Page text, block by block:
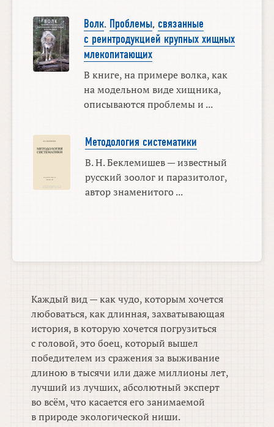
Волк. Проблемы, связанные
с реинтродукцией крупных хищных
млекопитающих
В книге, на примере волка, как
на модельном виде хищника,
описываются проблемы и ...
Методология систематики
В. Н. Беклемишев — известный
русский зоолог и паразитолог,
автор знаменитого ...
Каждый вид — как чудо, которым хочется
любоваться, как длинная, захватывающая
история, в которую хочется погрузиться
с головой, это боец, который вышел
победителем из сражения за выживание
длиною в тысячи или даже миллионы лет,
лучший из лучших, абсолютный эксперт
во всём, что касается его занимаемой
в природе экологической ниши.